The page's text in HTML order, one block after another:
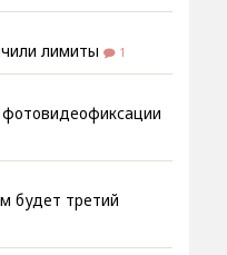
лимиты 1
будет третий